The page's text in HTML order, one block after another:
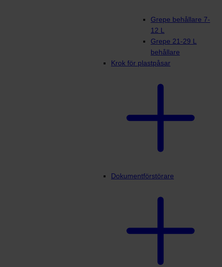
Grepe behållare 7-
12 L
Grepe 21-29 L
behållare
Krok för plastpåsar
Dokumentförstörare